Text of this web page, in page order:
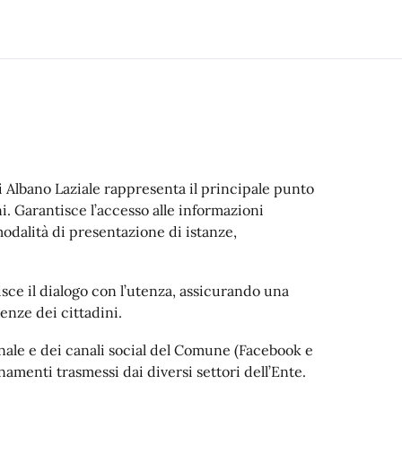
Albano Laziale rappresenta il principale punto
l’accesso alle informazioni
di presentazione di istanze,
il dialogo con l’utenza, assicurando una
dei cittadini.
e dei canali social del Comune (Facebook e
trasmessi dai diversi settori dell’Ente.